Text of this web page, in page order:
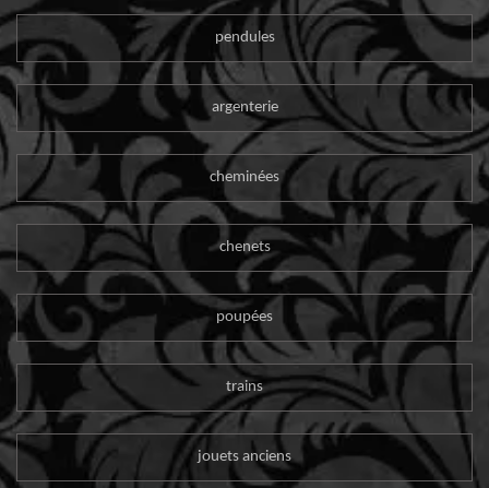
pendules
argenterie
cheminées
chenets
poupées
trains
jouets anciens